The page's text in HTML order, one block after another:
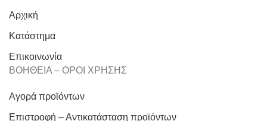
Αρχική
Κατάστημα
Επικοινωνία
ΒΟΗΘΕΙΑ – ΟΡΟΙ ΧΡΗΣΗΣ
Αγορά προϊόντων
Επιστροφή – Αντικατάσταση προϊόντων